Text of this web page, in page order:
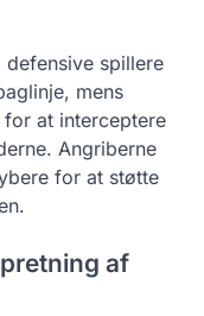
spillere
mens
at interceptere
Angriberne
for at støtte
af